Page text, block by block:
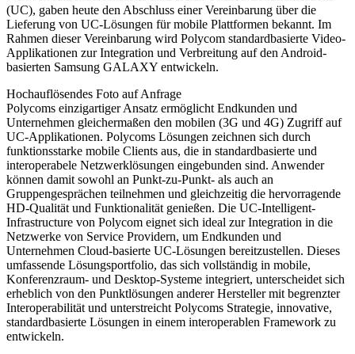
(UC), gaben heute den Abschluss einer Vereinbarung über die
Lieferung von UC-Lösungen für mobile Plattformen bekannt. Im
Rahmen dieser Vereinbarung wird Polycom standardbasierte Video-
Applikationen zur Integration und Verbreitung auf den Android-
basierten Samsung GALAXY entwickeln.
Hochauflösendes Foto auf Anfrage
Polycoms einzigartiger Ansatz ermöglicht Endkunden und
Unternehmen gleichermaßen den mobilen (3G und 4G) Zugriff auf
UC-Applikationen. Polycoms Lösungen zeichnen sich durch
funktionsstarke mobile Clients aus, die in standardbasierte und
interoperabele Netzwerklösungen eingebunden sind. Anwender
können damit sowohl an Punkt-zu-Punkt- als auch an
Gruppengesprächen teilnehmen und gleichzeitig die hervorragende
HD-Qualität und Funktionalität genießen. Die UC-Intelligent-
Infrastructure von Polycom eignet sich ideal zur Integration in die
Netzwerke von Service Providern, um Endkunden und
Unternehmen Cloud-basierte UC-Lösungen bereitzustellen. Dieses
umfassende Lösungsportfolio, das sich vollständig in mobile,
Konferenzraum- und Desktop-Systeme integriert, unterscheidet sich
erheblich von den Punktlösungen anderer Hersteller mit begrenzter
Interoperabilität und unterstreicht Polycoms Strategie, innovative,
standardbasierte Lösungen in einem interoperablen Framework zu
entwickeln.